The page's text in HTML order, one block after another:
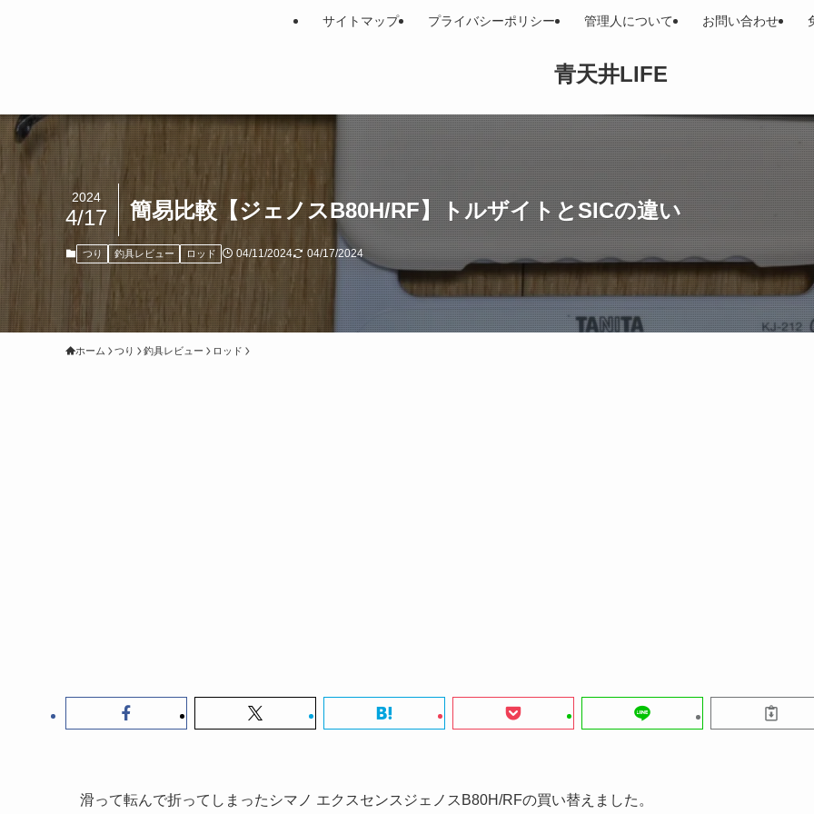
青天井LIFE
サイトマップ プライバシーポリシー 管理人について お問い合わせ
簡易比較【ジェノスB80H/RF】トルザイトとSICの違い
2024
4/17
つり 釣具レビュー ロッド 04/11/2024 04/17/2024
ホーム つり 釣具レビュー ロッド
滑って転んで折ってしまったシマノ エクスセンスジェノスB80H/RFの買い替えました。